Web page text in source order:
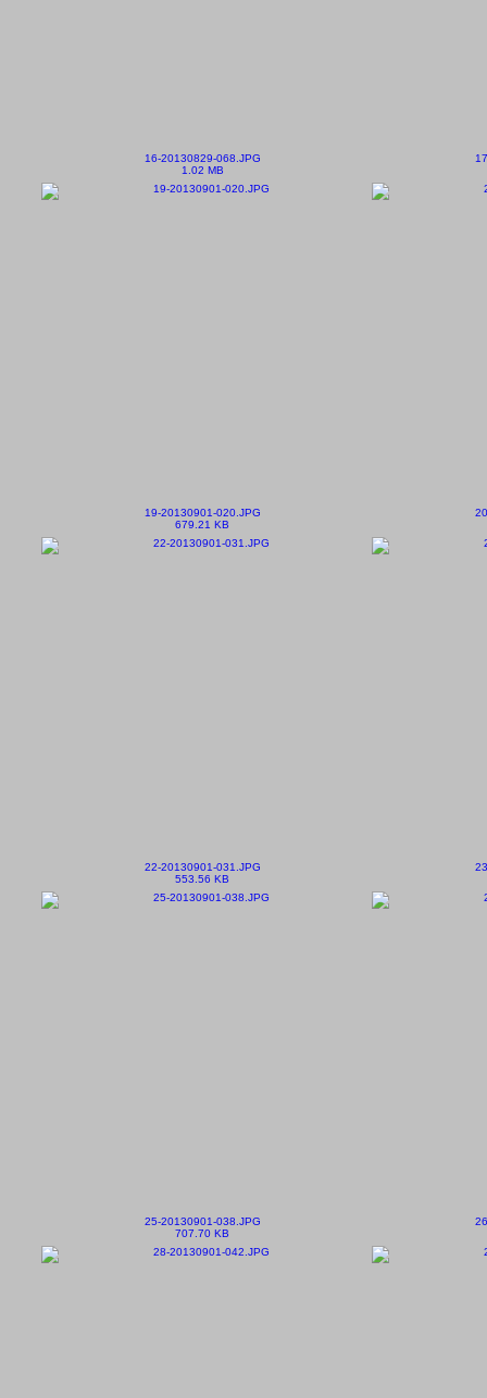
16-20130829-068.JPG
1.02 MB
19-20130901-020.JPG
679.21 KB
22-20130901-031.JPG
553.56 KB
25-20130901-038.JPG
707.70 KB